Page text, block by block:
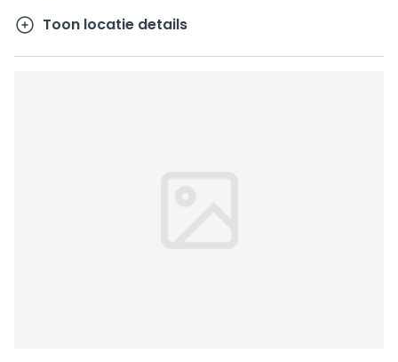
Toon locatie details